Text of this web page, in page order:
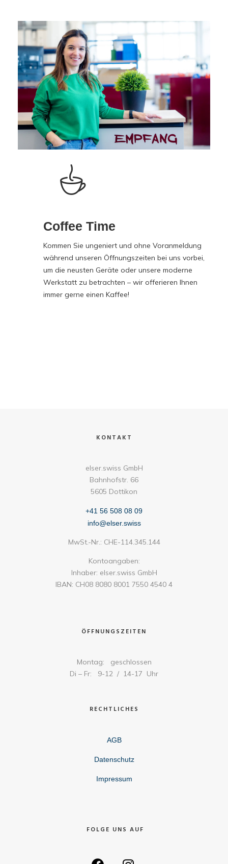
Coffee Time
Kommen Sie ungeniert und ohne Voranmeldung
während unseren Öffnungszeiten bei uns vorbei,
um die neusten Geräte oder unsere moderne
Werkstatt zu betrachten – wir offerieren Ihnen
immer gerne einen Kaffee!
KONTAKT
elser.swiss GmbH
Bahnhofstr. 66
5605 Dottikon
+41 56 508 08 09
info@elser.swiss
MwSt.-Nr.: CHE-114.345.144
Kontoangaben:
Inhaber: elser.swiss GmbH
IBAN: CH08 8080 8001 7550 4540 4
ÖFFNUNGSZEITEN
Montag: geschlossen
Di – Fr: 9-12 / 14-17 Uhr
RECHTLICHES
AGB
Datenschutz
Impressum
FOLGE UNS AUF